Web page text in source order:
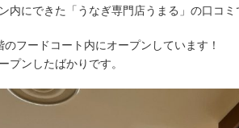
内にできた「うなぎ専門店うまる」の口コ
フードコート内にオープンしています！
プンしたばかりです。